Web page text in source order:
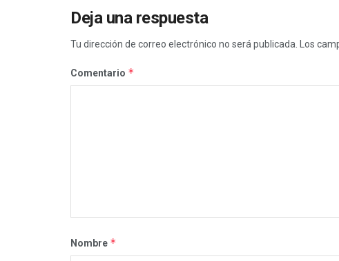
Deja una respuesta
Tu dirección de correo electrónico no será publicada. Los
Comentario *
Nombre *